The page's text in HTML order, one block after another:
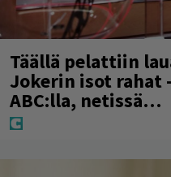
Täällä pelattiin
Jokerin isot rahat
ABC:lla, netissä…